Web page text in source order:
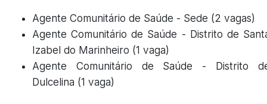
Agente Comunitário de Saúde - Sede (2 vagas)
Agente Comunitário de Saúde - Distrito de
Izabel do Marinheiro (1 vaga)
Agente Comunitário de Saúde - Distrito
Dulcelina (1 vaga)